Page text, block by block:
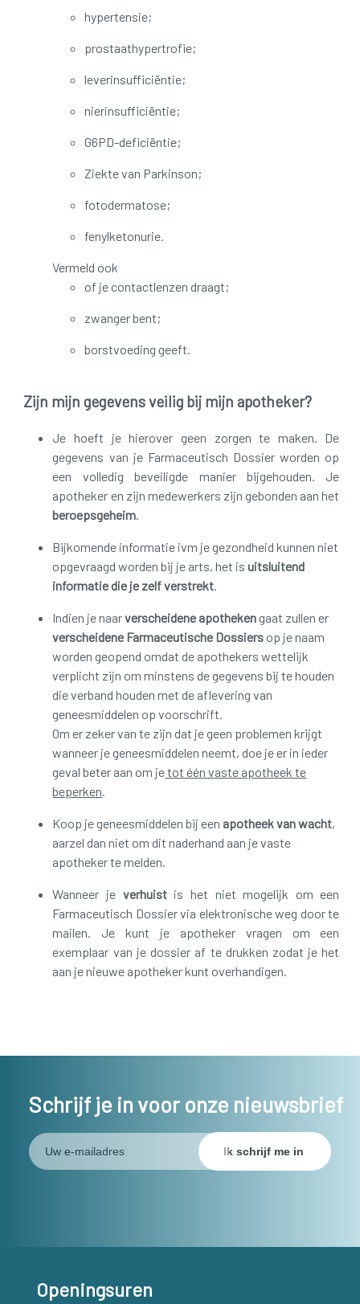
hypertensie;
prostaathypertrofie;
leverinsufficiëntie;
nierinsufficiëntie;
G6PD-deficiëntie;
Ziekte van Parkinson;
fotodermatose;
fenylketonurie.
Vermeld ook
of je contactlenzen draagt;
zwanger bent;
borstvoeding geeft.
Zijn mijn gegevens veilig bij mijn apotheker?
Je hoeft je hierover geen zorgen te maken. De
gegevens van je Farmaceutisch Dossier worden op
een volledig beveiligde manier bijgehouden. Je
apotheker en zijn medewerkers zijn gebonden aan het
beroepsgeheim
Bijkomende informatie ivm je gezondheid kunnen niet
opgevraagd worden bij je arts, het isuitsluitend
informatie die je zelf verstrekt
Indien je naarverscheidene apothekengaat zullen er
verscheidene Farmaceutische Dossiers op je naam
worden geopend omdat de apothekers wettelijk
verplicht zijn om minstens de gegevens bij te houden
die verband houden met de aflevering van
geneesmiddelen op voorschrift.
Om er zeker van te zijn dat je geen problemen krijgt
wanneer je geneesmiddelen neemt, doe je er in ieder
geval beter aan om jetot één vaste apotheek te
beperken
Koop je geneesmiddelen bij een apotheek van wacht,
aarzel dan niet om dit naderhand aan je vaste
apotheker te melden.
Wanneer je verhuist is het niet mogelijk om een
Farmaceutisch Dossier via elektronische weg door te
mailen. Je kunt je apotheker vragen om een
exemplaar van je dossier af te drukken zodat je het
aan je nieuwe apotheker kunt overhandigen.
Schrijf je in voor onze nieuwsbrief
Openingsuren